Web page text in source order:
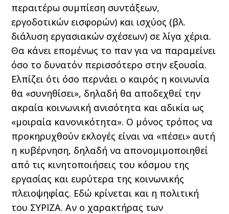
περαιτέρω συμπίεση συντάξεων,
εργοδοτικών εισφορών) και ισχύος (βλ.
διάλυση εργασιακών σχέσεων) σε λίγα χέρια.
Θα κάνει επομένως το παν για να παραμείνει
όσο το δυνατόν περισσότερο στην εξουσία.
Ελπίζει ότι όσο περνάει ο καιρός η κοινωνία
θα «συνηθίσει», δηλαδή θα αποδεχθεί την
ακραία κοινωνική ανισότητα και αδικία ως
«μοιραία κανονικότητα». Ο μόνος τρόπος να
προκηρυχθούν εκλογές είναι να «πέσει» αυτή
η κυβέρνηση, δηλαδή να απονομιμοποιηθεί
από τις κινητοποιήσεις του κόσμου της
εργασίας και ευρύτερα της κοινωνικής
πλειοψηφίας. Εδώ κρίνεται και η πολιτική
του ΣΥΡΙΖΑ. Αν ο χαρακτήρας των